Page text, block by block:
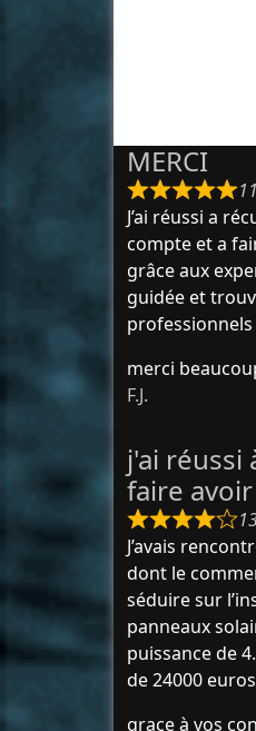
MERCI
J’ai réussi a
compte et a
grâce aux
guidée et
professionnels
merci
F.J.
j'ai réussi
faire avoir
J’avais
dont le
séduire sur
panneaux
puissance de
de 24000
grace à vos